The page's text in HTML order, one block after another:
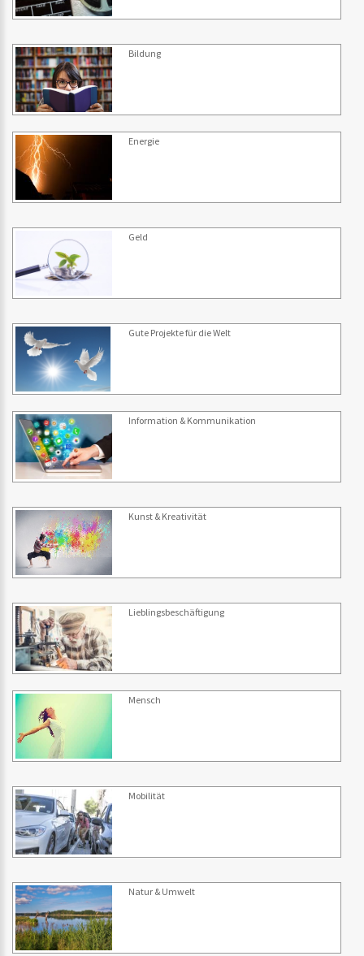
Bildung
Energie
Geld
Gute Projekte für die Welt
Information & Kommunikation
Kunst & Kreativität
Lieblingsbeschäftigung
Mensch
Mobilität
Natur & Umwelt